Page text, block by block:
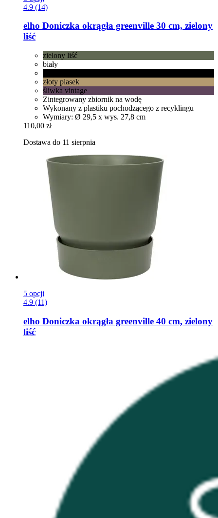
4.9 (14)
elho Doniczka okrągła greenville 30 cm, zielony
liść
zielony liść
biały
złoty piasek
śliwka vintage
Zintegrowany zbiornik na wodę
Wykonany z plastiku pochodzącego z recyklingu
Wymiary: Ø 29,5 x wys. 27,8 cm
110,00 zł
Dostawa do 11 sierpnia
5 opcji
4.9 (11)
elho Doniczka okrągła greenville 40 cm, zielony
liść